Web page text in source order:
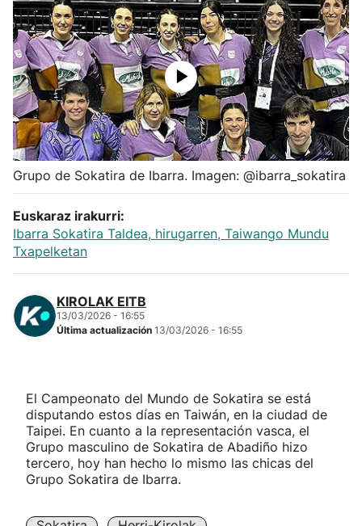
Ciclismo
Herri-kirolak
Balonmano
Kirolak 360
Atletismo
Carreras de montaña
Más deportes
Grupo de Sokatira de Ibarra. Imagen: @ibarra_sokatira
Euskaraz irakurri:
Ibarra Sokatira Taldea, hirugarren, Taiwango Mundu
Txapelketan
KIROLAK EITB
13/03/2026 - 16:55
Última actualización 13/03/2026 - 16:55
El Campeonato del Mundo de Sokatira se está
disputando estos días en Taiwán, en la ciudad de
Taipei. En cuanto a la representación vasca, el
Grupo masculino de Sokatira de Abadiño hizo
tercero, hoy han hecho lo mismo las chicas del
Grupo Sokatira de Ibarra.